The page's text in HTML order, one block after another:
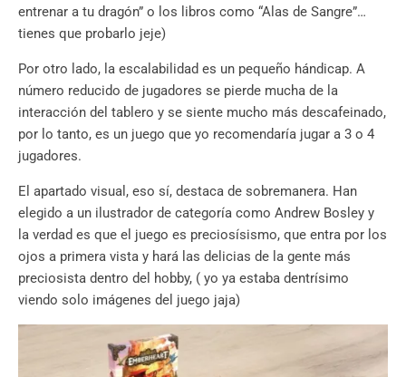
entrenar a tu dragón” o los libros como “Alas de Sangre”…
tienes que probarlo jeje)
Por otro lado, la escalabilidad es un pequeño hándicap. A
número reducido de jugadores se pierde mucha de la
interacción del tablero y se siente mucho más descafeinado,
por lo tanto, es un juego que yo recomendaría jugar a 3 o 4
jugadores.
El apartado visual, eso sí, destaca de sobremanera. Han
elegido a un ilustrador de categoría como Andrew Bosley y
la verdad es que el juego es preciosísismo, que entra por los
ojos a primera vista y hará las delicias de la gente más
preciosista dentro del hobby, ( yo ya estaba dentrísimo
viendo solo imágenes del juego jaja)